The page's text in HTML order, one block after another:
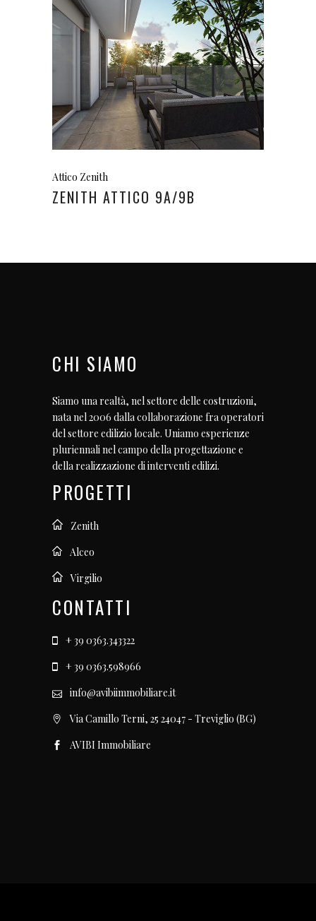
Attico Zenith
ZENITH ATTICO 9A/9B
CHI SIAMO
Siamo una realtà, nel settore delle costruzioni,
nata nel 2006 dalla collaborazione fra operatori
del settore edilizio locale. Uniamo esperienze
pluriennali nel campo della progettazione e
della realizzazione di interventi edilizi.
PROGETTI
Zenith
Alceo
Virgilio
CONTATTI
+ 39 0363.343322
+ 39 0363.598966
info@avibiimmobiliare.it
Via Camillo Terni, 25 24047 - Treviglio (BG)
AVIBI Immobiliare